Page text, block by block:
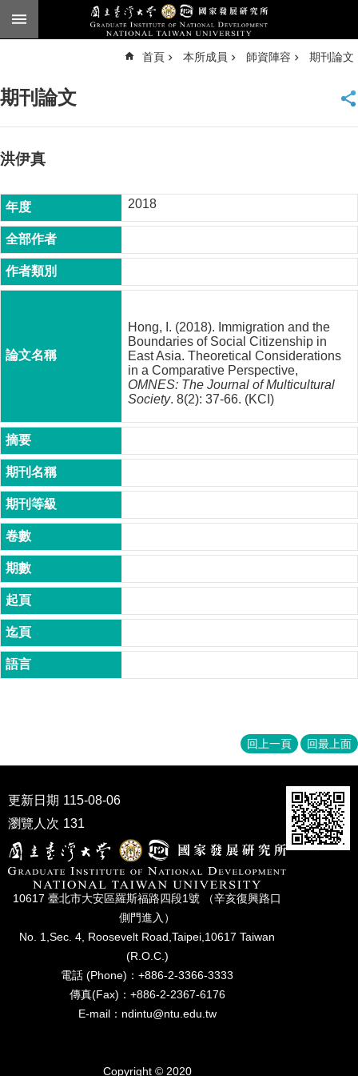
跳到主要內容區塊
臺
頁
公
告
本
所
簡
所
士
班
碩
士
班
在
職
專
班
學
術
研
究
究
期
刊
口
試
區
所
首頁 本所成員 師資陣容 期刊論文
期刊論文
洪伊真
2018
Hong, I. (2018). Immigration and the
Boundaries of Social Citizenship in
East Asia. Theoretical Considerations
in a Comparative Perspective,
OMNES: The Journal of Multicultural
Society. 8(2): 37-66. (KCI)
回上一頁 回最上面
更新日期 115-08-06
瀏覽人次 131
10617 臺北市⼤安區羅斯福路四段1號 （辛亥復興路⼝
側⾨進入）
No. 1,Sec. 4, Roosevelt Road,Taipei,10617 Taiwan
(R.O.C.)
電話 (Phone)：+886-2-3366-3333
傳真(Fax)：+886-2-2367-6176
E-mail：ndintu@ntu.edu.tw
Copyright © 2020